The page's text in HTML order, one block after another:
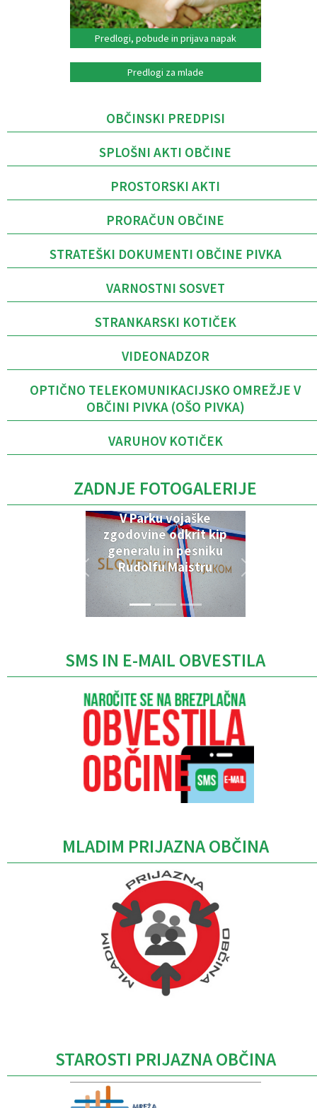
Predlogi, pobude in prijava napak
Predlogi za mlade
OBČINSKI PREDPISI
SPLOŠNI AKTI OBČINE
PROSTORSKI AKTI
PRORAČUN OBČINE
STRATEŠKI DOKUMENTI OBČINE PIVKA
VARNOSTNI SOSVET
STRANKARSKI KOTIČEK
VIDEONADZOR
OPTIČNO TELEKOMUNIKACIJSKO OMREŽJE V
OBČINI PIVKA (OŠO PIVKA)
VARUHOV KOTIČEK
ZADNJE FOTOGALERIJE
V Parku vojaške
zgodovine odkrit kip
generalu in pesniku
Rudolfu Maistru
SMS IN E-MAIL OBVESTILA
MLADIM PRIJAZNA OBČINA
STAROSTI PRIJAZNA OBČINA